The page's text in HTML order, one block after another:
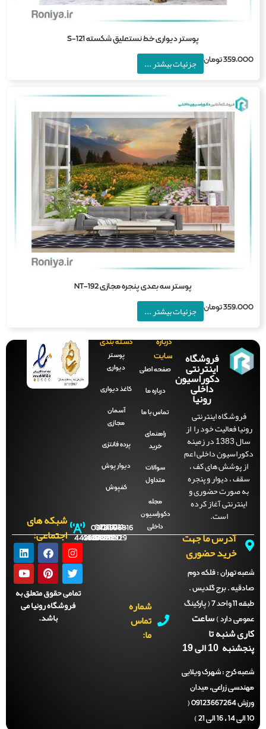
پوستر دیواری خط نستعلیق شکسته S-121
تومان جزئیات بیشتر ...
پوستر سه بعدی پنجره مجازی NT-192
تومان جزئیات بیشتر ...
فروشگاه
اینترنتی
دکوراسیون
داخلی
رونیا
فروشگاه اینترنتی
فعالیت خود را از
سال 1383 در زمینه
داخلی اعم
پوشش های کف ،
، دیوار و پنجره
صورت حضوری و
اینترنتی آغاز کرده
درباره
سایت
صفحه‌ اصلی
درباره ما
تماس با ما
راهنمای
سوالات
متداول
دکوراسیون
دسته بندی
کاغذ دیواری
آسمان
پرده فانتزی
دیوار پوش
کفپوش
آدرس ما جهت
خرید حضوری
تهران :فلکه دوم
. برج گلدیس .
طبقه 11 واحد 7 ( پارکینگ
دارد )ساعت
شنبه تا
10 الی 19
کرج :شهرک ویلایی
زراعی، میدان
ورزش 09123667264 (
شماره
تماس
09121996816
021-
44288929
021-
44288700
021-
44288701
021-
44288702
شبکه های
اجتماعی:
تمامی حقوق متعلق به
فروشگاه رونیا می
باشد.